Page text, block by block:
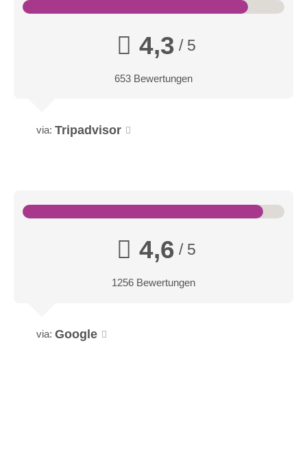
4,3 / 5
653 Bewertungen
via: Tripadvisor
4,6 / 5
1256 Bewertungen
via: Google